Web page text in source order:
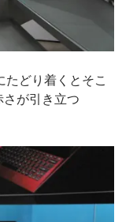
どり着くとそこ
が引き立つ